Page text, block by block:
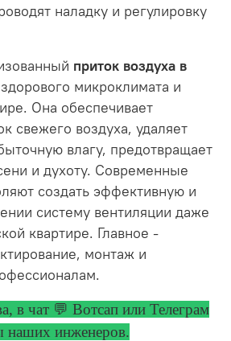
наладку и регулировку
приток воздуха в
микроклимата и
Она обеспечивает
свежего воздуха, удаляет
влагу, предотвращает
и духоту. Современные
создать эффективную и
систему вентиляции даже
квартире. Главное -
монтаж и
в чат 💬 Вотсап или Телеграм
наших инженеров.